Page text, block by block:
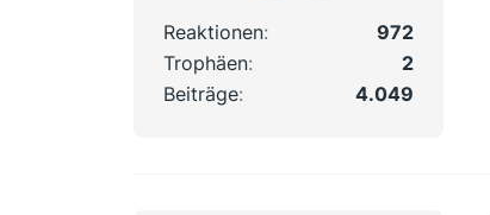
Reaktionen
972
Trophäen
2
Beiträge
4.049